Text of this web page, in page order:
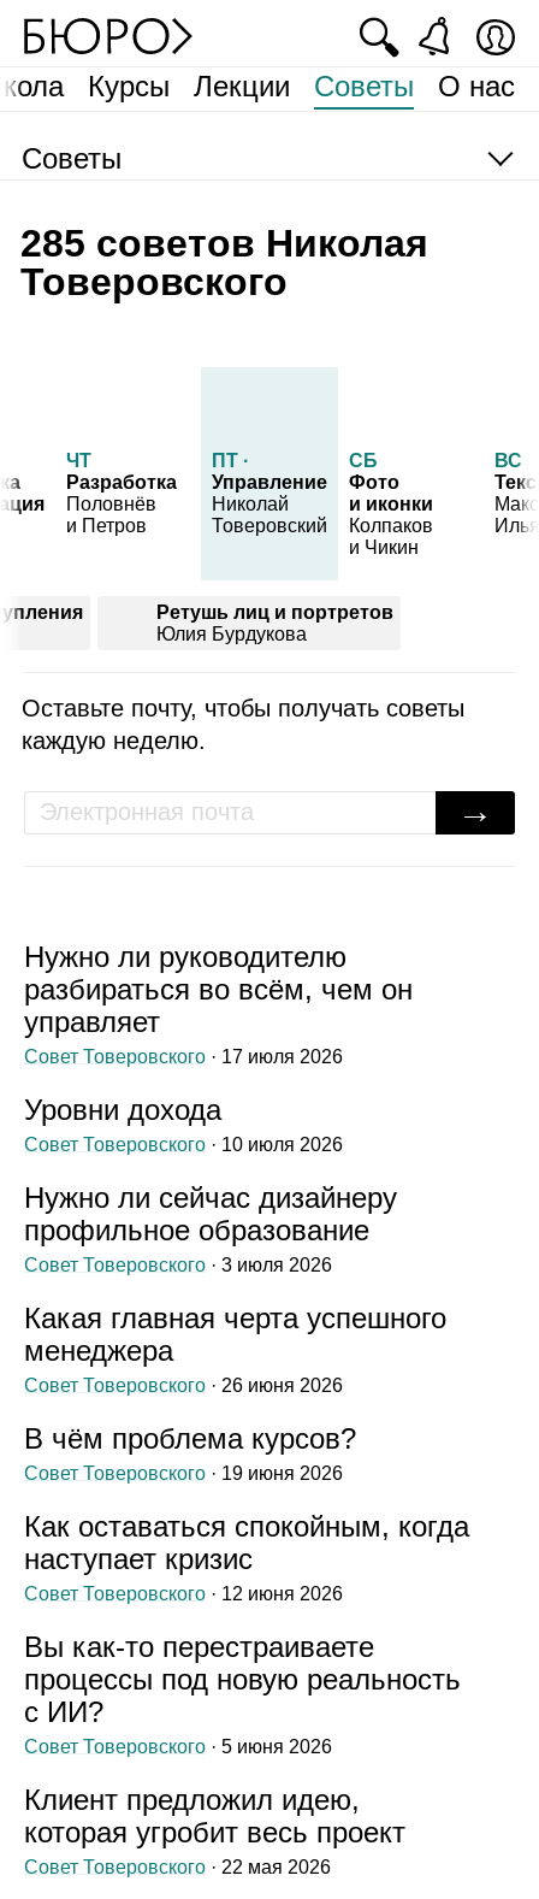
Курсы Лекции Советы О нас
🔍
Советы
285 советов Николая
Товеровского
ЧТ
Разработка
Половнёв
и Петров
ПТ
Управление
Николай
Товеровский
СБ
Фото
и иконки
Колпаков
и Чикин
ВС
Ретушь лиц и портретов
Юлия Бурдукова
Оставьте почту, чтобы получать советы
каждую неделю.
→
Нужно ли руководителю
разбираться во всём, чем он
управляет
Совет Товеровского · 17 июля 2026
Уровни дохода
Совет Товеровского · 10 июля 2026
Нужно ли сейчас дизайнеру
профильное образование
Совет Товеровского · 3 июля 2026
Какая главная черта успешного
менеджера
Совет Товеровского · 26 июня 2026
В чём проблема курсов?
Совет Товеровского · 19 июня 2026
Как оставаться спокойным, когда
наступает кризис
Совет Товеровского · 12 июня 2026
Вы как‑то перестраиваете
процессы под новую реальность
с ИИ?
Совет Товеровского · 5 июня 2026
Клиент предложил идею,
которая угробит весь проект
Совет Товеровского · 22 мая 2026